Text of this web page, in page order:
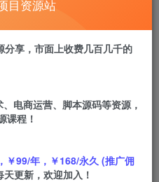
高级会员免费
目资源站
享，市面上收费几百几千的
电商运营、脚本源码等资源，
课程！
￥99/年，￥168/永久 (推广佣
天更新，欢迎加入！